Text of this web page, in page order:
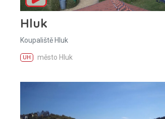
Hluk
Koupaliště Hluk
UH město Hluk